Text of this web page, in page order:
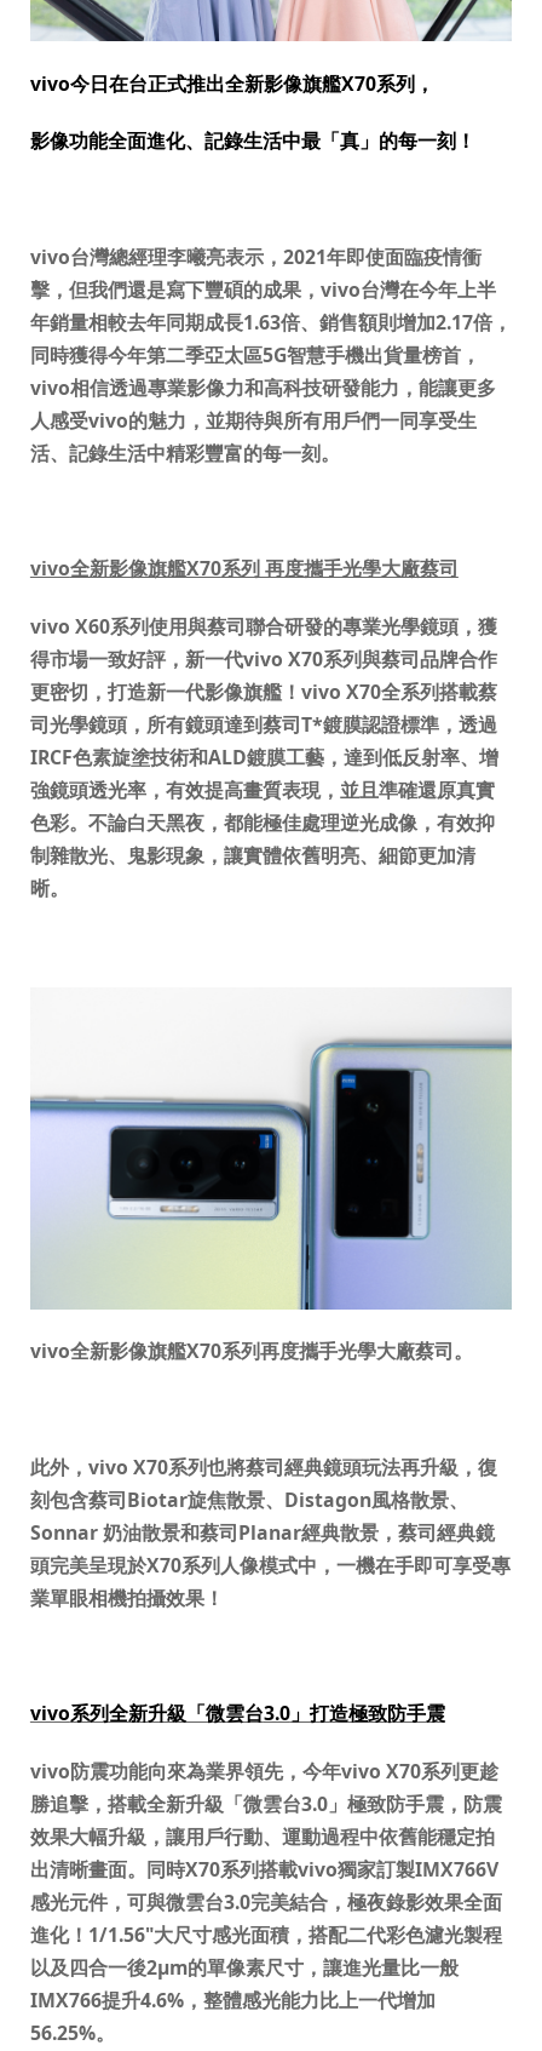
vivo今日在台正式推出全新影像旗艦X70系列，
影像功能全面進化、記錄生活中最「真」的每一刻！
vivo台灣總經理李曦亮表示， 2021年即使面臨疫情衝
擊，但我們還是寫下豐碩的成果， vivo台灣在今年上半
年銷量相較去年同期成長1.63倍、銷售額則增加2.17倍，
同時獲得今年第二季亞太區5G智慧手機出貨量榜首，
vivo相信透過專業影像力和高科技研發能力，能讓更多
人感受vivo的魅力，並期待與所有用戶們一同享受生
活、記錄生活中精彩豐富的每一刻。
vivo全新影像旗艦X70系列 再度攜手光學大廠蔡司
vivo X60系列使用與蔡司聯合研發的專業光學鏡頭，獲
得市場一致好評，新一代vivo X70系列與蔡司品牌合作
更密切，打造新一代影像旗艦！ vivo X70全系列搭載蔡
司光學鏡頭，所有鏡頭達到蔡司T*鍍膜認證標準，透過
IRCF色素旋塗技術和ALD鍍膜工藝，達到低反射率、增
強鏡頭透光率，有效提高畫質表現，並且準確還原真實
色彩。不論白天黑夜，都能極佳處理逆光成像，有效抑
制雜散光、鬼影現象，讓實體依舊明亮、細節更加清
晰。
vivo全新影像旗艦X70系列再度攜手光學大廠蔡司。
此外， vivo X70系列也將蔡司經典鏡頭玩法再升級，復
刻包含蔡司Biotar旋焦散景、 Distagon風格散景、
Sonnar奶油散景和蔡司Planar經典散景，蔡司經典鏡
頭完美呈現於X70系列人像模式中，一機在手即可享受專
業單眼相機拍攝效果！
vivo系列全新升級「微雲台3.0」打造極致防手震
vivo防震功能向來為業界領先，今年vivo X70系列更趁
勝追擊，搭載全新升級「微雲台3.0」極致防手震，防震
效果大幅升級，讓用戶行動、運動過程中依舊能穩定拍
出清晰畫面。同時X70系列搭載vivo獨家訂製IMX766V
感光元件，可與微雲台3.0完美結合，極夜錄影效果全面
進化！ 1/1.56"大尺寸感光面積，搭配二代彩色濾光製程
以及四合一後2μm的單像素尺寸，讓進光量比一般
IMX766提升4.6%，整體感光能力比上一代增加
56.25%。